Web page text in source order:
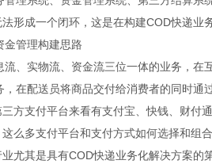
形成一个闭环，这是在构建COD快递业
金管理构建思路
、实物流、资金流三位一体的业务，在
在配送员将商品交付给消费者的同时
方支付平台来看有支付宝、快钱、财
么多支付平台和支付方式如何选择和
尤其是具有COD快递业务化解决方案